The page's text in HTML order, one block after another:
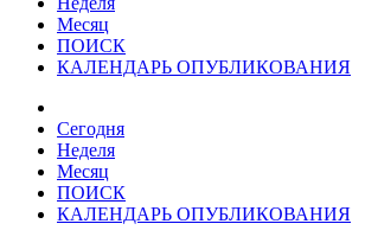
Месяц
ПОИСК
КАЛЕНДАРЬ ОПУБЛИКОВАНИЯ
Сегодня
Неделя
Месяц
ПОИСК
КАЛЕНДАРЬ ОПУБЛИКОВАНИЯ